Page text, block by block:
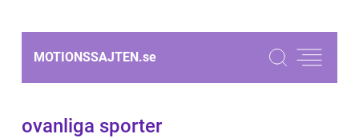
MOTIONSSAJTEN.se
ovanliga sporter